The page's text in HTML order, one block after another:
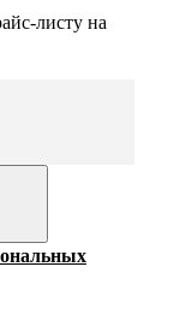
листу на